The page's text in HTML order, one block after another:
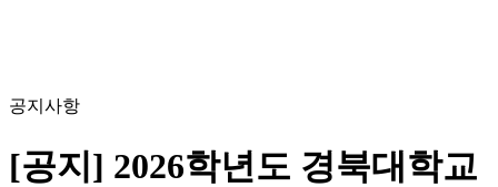
공지사항
[공지] 2026학년도 경북대학교